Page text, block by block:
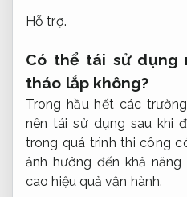
Hỗ trợ.
Có thể tái sử dụng
tháo lắp không?
Trong hầu hết các
nên tái sử dụng sau khi
trong quá trình thi công
ảnh hưởng đến khả năng
cao hiệu quả vận hành.